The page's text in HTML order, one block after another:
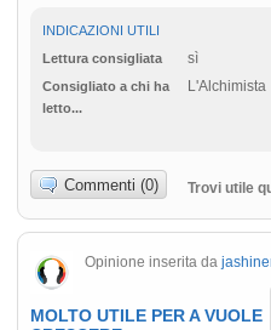
INDICAZIONI UTILI
Lettura consigliata
sì
Consigliato a chi ha
letto...
L'Alchimista
Commenti (0) Trovi utile
Opinione inserita da
MOLTO UTILE PER A VUOLE